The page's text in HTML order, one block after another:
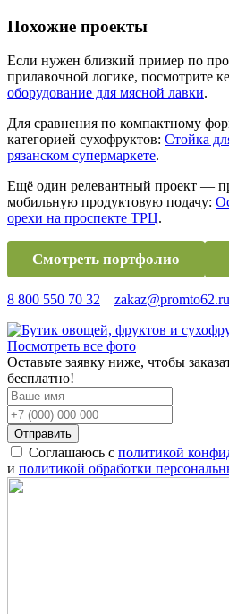
Похожие проекты
Если нужен близкий пример по
прилавочной логике, посмотрите
оборудование для мясной лавки.
Для сравнения по компактному
категорией сухофруктов: Стойка
рязанском супермаркете.
Ещё один релевантный проект —
мобильную продуктовую подачу:
орехи на проспекте ТРЦ.
Смотреть портфолио
8 800 550 70 32 zakaz@promto62.ru
Посмотреть все фото
Оставьте заявку ниже, чтобы
бесплатно!
Отправить
Соглашаюсь с политикой
и политикой обработки